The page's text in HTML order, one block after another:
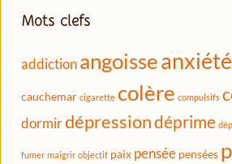
Mots clefs
addictionangoisseanxiété
cauchemar cigarette colère compulsifs
dormirdépressiondéprime
fumer maigrir objectif paix pensée pensées